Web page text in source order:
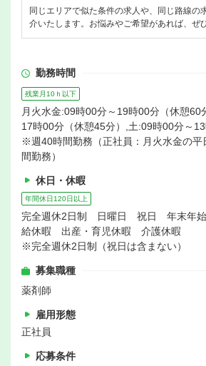
同じエリアで似た条件の求人や、同じ路線の
介いたします。お悩みやご希望があれば、ぜ
勤務時間
残業月10ｈ以下
月火水金:09時00分～19時00分（休憩60
17時00分（休憩45分）,土:09時00分～13
※週40時間勤務（正社員：月火水金の平
間勤務）
休日・休暇
年間休日120日以上
完全週休2日制 日曜日 祝日 年末年
給休暇 出産・育児休暇 介護休暇
※完全週休2日制（祝日は含まない）
募集職種
薬剤師
雇用形態
正社員
応募条件